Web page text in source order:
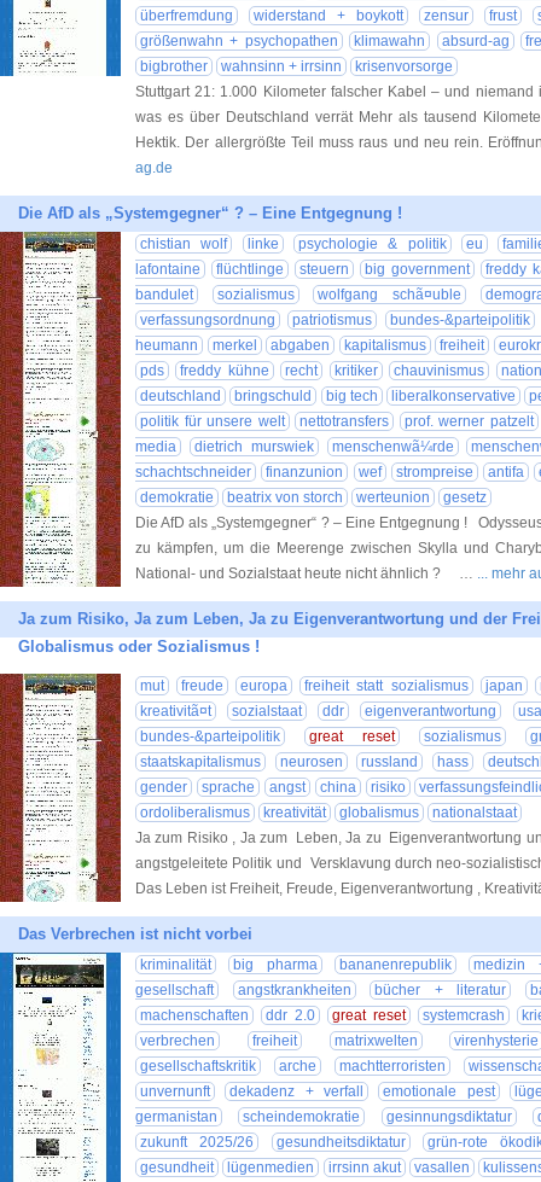
überfremdung
widerstand + boykott zensur frust
größenwahn + psychopathen
klimawahn absurd-ag
bigbrother
wahnsinn + irrsinn
krisenvorsorge
Stuttgart 21: 1.000 Kilometer falscher Kabel – und
was es über Deutschland verrät Mehr als tausend
Hektik. Der allergrößte Teil muss raus und neu rein.
ag.de
Die AfD als „Systemgegner“ ? – Eine Entgegnung !
chistian wolf linke psychologie & politik eu
lafontaine
flüchtlinge steuern big government
freddy
bandulet
sozialismus wolfgang schã¤uble
verfassungsordnung
patriotismus
bundes-&parteipolitik
heumann
merkel abgaben kapitalismus freiheit
pds
freddy kühne recht kritiker chauvinismus
deutschland
bringschuld big tech liberalkonservative
politik für unsere welt
nettotransfers
prof. werner patzelt
media
dietrich murswiek menschenwã¼rde
schachtschneider
finanzunion wef strompreise antifa
demokratie
beatrix von storch werteunion
gesetz
Die AfD als „Systemgegner“ ? – Eine Entgegnung !
zu kämpfen, um die Meerenge zwischen Skylla und
National- und Sozialstaat heute nicht ähnlich ? … ... mehr
Ja zum Risiko, Ja zum Leben, Ja zu Eigenverantwortung und der
Globalismus oder Sozialismus !
mut freude europa freiheit statt sozialismus japan
kreativitã¤t
sozialstaat ddr eigenverantwortung
usa
bundes-&parteipolitik
great reset sozialismus
staatskapitalismus
neurosen russland hass
gender
sprache angst china risiko
ordoliberalismus
kreativität globalismus
nationalstaat
Ja zum Risiko , Ja zum Leben, Ja zu Eigenverantwortung
angstgeleitete Politik und Versklavung durch neo-
Das Leben ist Freiheit, Freude, Eigenverantwortung ,
Das Verbrechen ist nicht vorbei
kriminalität big pharma bananenrepublik
medizin
gesellschaft
angstkrankheiten bücher + literatur
machenschaften
ddr 2.0 great reset systemcrash
verbrechen
freiheit matrixwelten
virenhysterie
gesellschaftskritik
arche machtterroristen
unvernunft
dekadenz + verfall emotionale pest
germanistan
scheindemokratie gesinnungsdiktatur
zukunft 2025/26
gesundheitsdiktatur
grün-rote
gesundheit
lügenmedien irrsinn akut vasallen